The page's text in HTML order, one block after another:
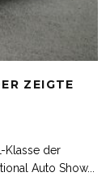
ZEIGTE
Klasse der
Auto Show...